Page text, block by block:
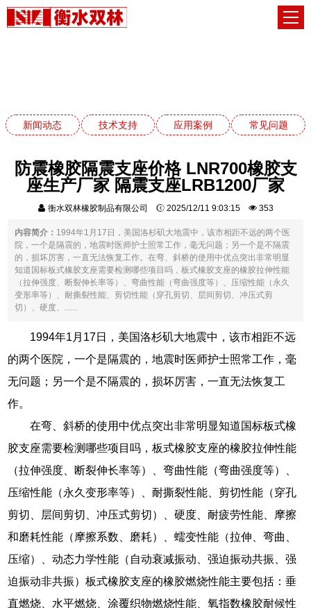
新闻动态 技术支持 应用案例 常见问题
防震橡胶隔震支座价格 LNR700橡胶支
座生产厂家 隔震支座LRB1200厂家
衡水双林橡胶制品有限公司 2025/12/11 9:03:15 353
内容简介： 1994年1月17日，美国洛杉矶大地震中，该市相距不远的两个医
院，一个是隔震的，地震时医师护士照常工作，毫无问题；另一个是不隔震
的，损坏厉害，一直无法恢复工作。在弯、斜桥的使用中优点突出非常明显
知道国标板式橡胶支座需要检测哪些项目吗，板式橡胶支座的橡胶拉伸性能
（拉伸强度、断裂伸长率等）、弯曲性能（弯曲强度等）、压缩性能（永久
变形率等）、耐撕裂性能、剪切性能（穿孔剪切、层间剪切、冲压式剪
切）、硬度、......
1994年1月17日，美国洛杉矶大地震中，该市相距不远
的两个医院，一个是隔震的，地震时医师护士照常工作，毫
无问题；另一个是不隔震的，损坏厉害，一直无法恢复工
作。
在弯、斜桥的使用中优点突出非常明显知道国标板式橡
胶支座需要检测哪些项目吗，板式橡胶支座的橡胶拉伸性能
（拉伸强度、断裂伸长率等）、弯曲性能（弯曲强度等）、
压缩性能（永久变形率等）、耐撕裂性能、剪切性能（穿孔
剪切、层间剪切、冲压式剪切）、硬度、耐疲劳性能、摩擦
和磨耗性能（摩擦系数、磨耗）、蠕变性能（拉伸、弯曲、
压缩）、动态力学性能（自动衰减振动、强迫振动共振、强
迫振动非共振）板式橡胶支座的橡胶燃烧性能主要包括：垂
直燃烧、水平燃烧、涂覆织物燃烧性能、氧指数橡胶耐候性